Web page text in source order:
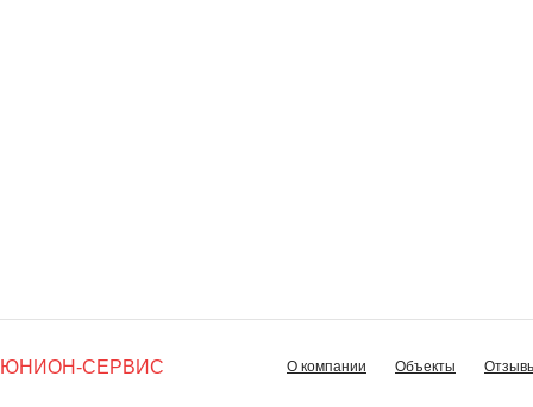
ЮНИОН-СЕРВИС О компании Объекты